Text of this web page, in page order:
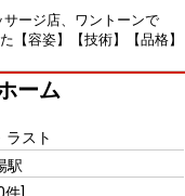
ージ店、ワントーンで
【容姿】【技術】【品格】
ーム
ラスト
駅